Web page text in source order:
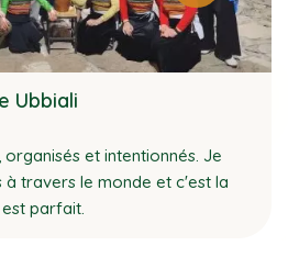
Ubbiali
et intentionnés. Je
à travers le monde et c'est la
parfait.